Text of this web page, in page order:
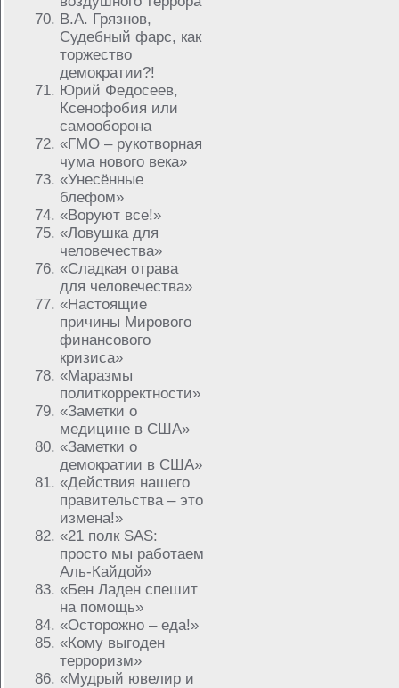
В.А. Грязнов,
Судебный фарс, как
торжество
демократии?!
Юрий Федосеев,
Ксенофобия или
самооборона
«ГМО – рукотворная
чума нового века»
«Унесённые
блефом»
«Воруют все!»
«Ловушка для
человечества»
«Сладкая отрава
для человечества»
«Настоящие
причины Мирового
финансового
кризиса»
«Маразмы
политкорректности»
«Заметки о
медицине в США»
«Заметки о
демократии в США»
«Действия нашего
правительства – это
измена!»
«21 полк SAS:
просто мы работаем
Аль-Кайдой»
«Бен Ладен спешит
на помощь»
«Осторожно – еда!»
«Кому выгоден
терроризм»
«Мудрый ювелир и